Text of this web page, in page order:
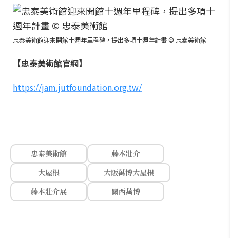
忠泰美術館迎來開館十週年里程碑，提出多項十週年計畫 © 忠泰美術館
【忠泰美術館官網】
https://jam.jutfoundation.org.tw/
忠泰美術館
藤本壯介
大屋根
大阪萬博大屋根
藤本壯介展
關西萬博